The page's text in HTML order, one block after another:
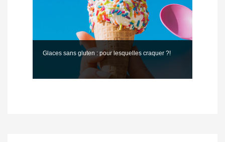
Glaces sans gluten : pour lesquelles craquer ?!